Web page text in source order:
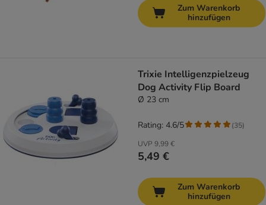
Zum Warenkorb
hinzufügen
Trixie Intelligenzpielzeug
Dog Activity Flip Board
Ø 23 cm
UVP 9,99 €
5,49 €
Rating: 4.6/5 (35)
Zum Warenkorb
hinzufügen